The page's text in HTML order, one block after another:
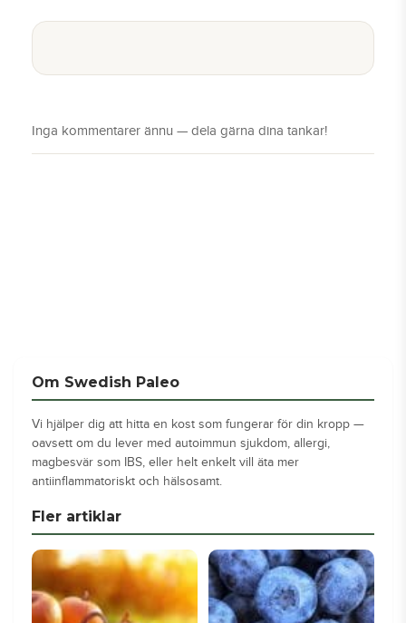
Om Swedish Paleo
Vi hjälper dig att hitta en kost som fungerar för din kropp —
oavsett om du lever med autoimmun sjukdom, allergi,
magbesvär som IBS, eller helt enkelt vill äta mer
antiinflammatoriskt och hälsosamt.
Fler artiklar